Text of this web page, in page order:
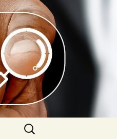
Išči: